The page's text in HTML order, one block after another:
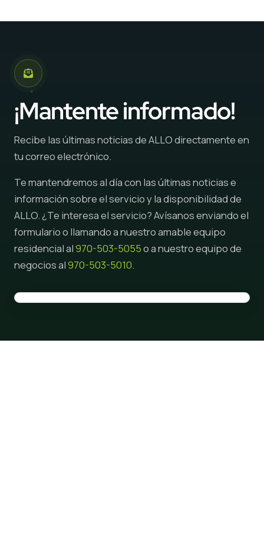
¡Mantente informado!
Recibe las últimas noticias de ALLO directamente en
tu correo electrónico.
Te mantendremos al día con las últimas noticias e
información sobre el servicio y la disponibilidad de
ALLO. ¿Te interesa el servicio? Avísanos enviando el
formulario o llamando a nuestro amable equipo
residencial al970-503-5055o a nuestro equipo de
negocios al970-503-5010.